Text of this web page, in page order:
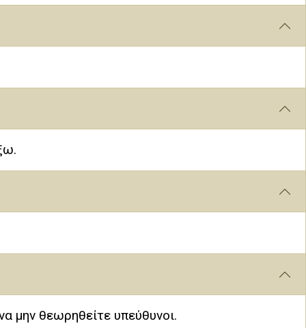
μην θεωρηθείτε υπεύθυνοι.